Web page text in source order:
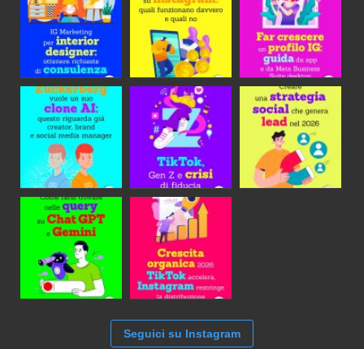
Seguici su Instagram